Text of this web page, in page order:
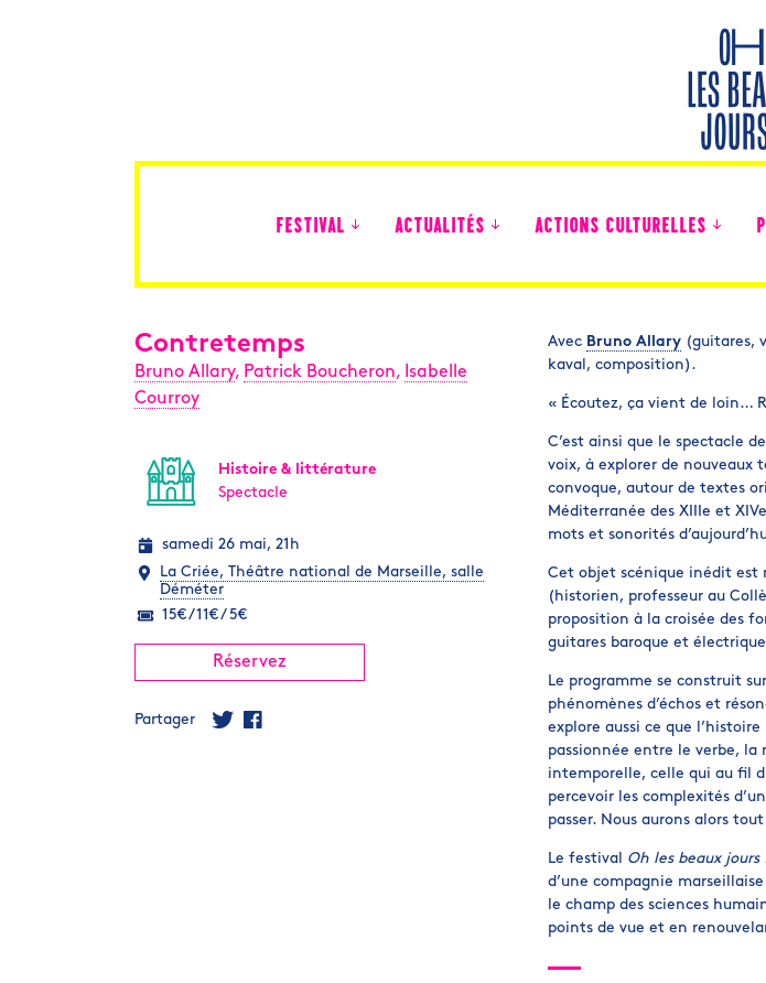
FESTIVAL ACTUALITÉS ACTIONS CULTURELLES
Des nouvelles des collégiens
Contretemps
Bruno Allary, Patrick Boucheron, Isabelle
Courroy
Histoire & littérature
Spectacle
samedi 26 mai, 21h
La Criée, Théâtre national de Marseille, salle
Déméter
15€ / 11€ / 5€
Réservez
Partager
Avec Bruno Allary(guitares,
kaval, composition).
« Écoutez, ça vient de loin…
C’est ainsi que le spectacle
voix, à explorer de nouveaux
convoque, autour de textes
Méditerranée des XIIIe et
mots et sonorités
Cet objet scénique inédit est
(historien, professeur au
proposition à la croisée des
guitares baroque et
Le programme se construit
phénomènes d’échos et
explore aussi ce que
passionnée entre le verbe, la
intemporelle, celle qui au fil
percevoir les complexités
passer. Nous aurons alors
Le festival Oh les beaux jours
d’une compagnie
le champ des sciences
points de vue et en